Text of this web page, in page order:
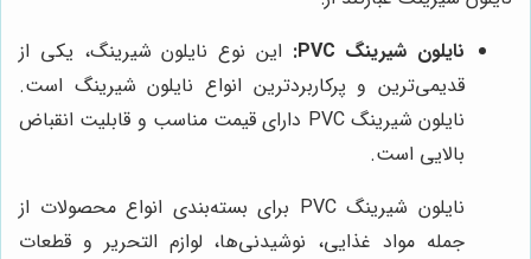
نایلون شیرینگ PVC:
این نوع نایلون شیرینگ، یکی از
قدیمی‌ترین و پرکاربردترین انواع نایلون شیرینگ است.
نایلون شیرینگ PVC دارای قیمت مناسب و قابلیت انقباض
بالایی است.
نایلون شیرینگ PVC برای بسته‌بندی انواع محصولات از
جمله مواد غذایی، نوشیدنی‌ها، لوازم التحریر و قطعات